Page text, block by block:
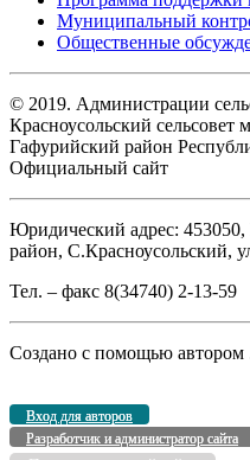
Муниципальный
Общественные
© 2019. Администрации
Красноусольский сельсовет
Гафурийский район
Официальный сайт
Юридический адрес:
район, С.Красноусольский,
Тел. – факс 8(34740) 2-13-59
Создано с помощью автором
Вход для авторов
Разработчик и администратор сайта